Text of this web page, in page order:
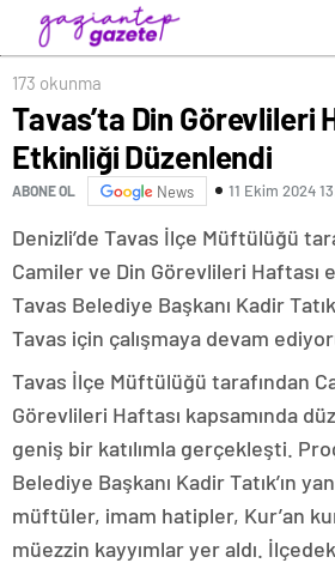
173 okunma
Tavas’ta Din Görevlileri
Etkinliği Düzenlendi
ABONE OL News 11 Ekim 2024
Denizli’de Tavas İlçe Müftülüğü
Camiler ve Din Görevlileri Haftası
Tavas Belediye Başkanı Kadir
Tavas için çalışmaya devam
Tavas İlçe Müftülüğü tarafından
Görevlileri Haftası kapsamında
geniş bir katılımla gerçekleşti.
Belediye Başkanı Kadir Tatık’ın
müftüler, imam hatipler, Kur’an
müezzin kayyımlar yer aldı.